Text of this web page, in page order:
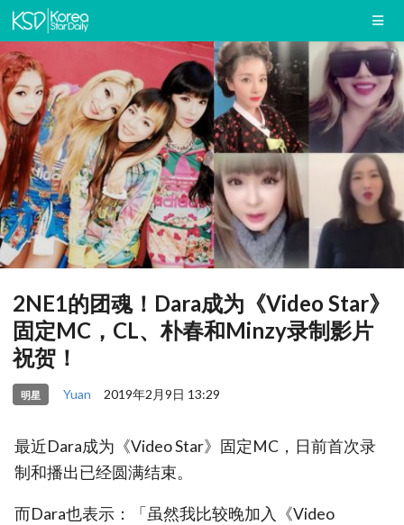
2NE1的团魂！Dara成为《Video Star》
固定MC，CL、朴春和Minzy录制影片
祝贺！
明星 Yuan 2019年2月9日 13:29
最近Dara成为《Video Star》固定MC，日前首次录
制和播出已经圆满结束。
而Dara也表示：「虽然我比较晚加入《Video